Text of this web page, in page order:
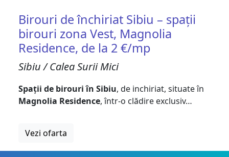
Birouri de închiriat Sibiu – spații
birouri zona Vest, Magnolia
Residence, de la 2 €/mp
Sibiu / Calea Surii Mici
Spații de birouri în Sibiu, de inchiriat, situate în
Magnolia Residence, într-o clădire exclusiv…
Vezi ofarta